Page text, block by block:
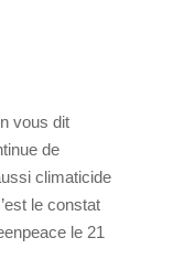
vous dit
de
climaticide
le constat
le 21